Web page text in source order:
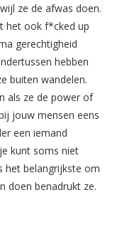
ze de afwas doen.
het ook f*cked up
gerechtigheid
hebben
buiten wandelen.
als ze de power of
jouw mensen eens
een iemand
kunt soms niet
het belangrijkste om
doen benadrukt ze.